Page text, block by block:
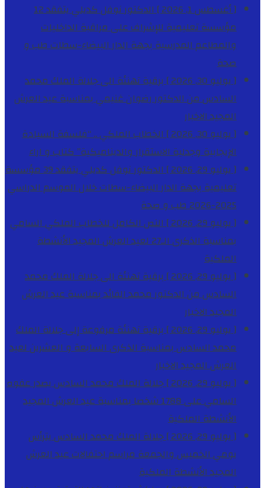
[ أغسطس 1, 2026 ]
الدكتور نوفل كديلي يتفقد 12
مؤسسة تعليمية للإشراف على مراقبة الداخليات
والمطاعم المدرسية بجهة الدار البيضاء-سطاتطب و
صحة
[ يوليو 30, 2026 ]
برقية تهنئة الى جلالة الملك محمد
السادس من الدكتور رضوان غنيمي بمناسبة عيد العرش
المجيدالاخبار
[ يوليو 30, 2026 ]
الخطاب الملكي .. “فلسفة السيادة
الإيجابية وجدلية الاستقرار والديناميكية”كتاب و اراء
[ يوليو 29, 2026 ]
الدكتور نوفل كديلي يتفقد 39 مؤسسة
تعليمية بجهة الدار البيضاء-سطات خلال الموسم الدراسي
2025-2026
طب و صحة
[ يوليو 29, 2026 ]
النص الكامل للخطاب الملكي السامي
بمناسبة الذكرى الـ27 لعيد العرش المجيد
الأنشطة
الملكية
[ يوليو 29, 2026 ]
برقية تهنئة الى جلالة الملك محمد
السادس من الدكتور محمد الفائد بمناسبة عيد العرش
المجيدالاخبار
[ يوليو 29, 2026 ]
برقية تهنئة مرفوعة إلى جلالة الملك
محمد السادس بمناسبة الذكرى السابعة و العشرين لعيد
العرش المجيدالاخبار
[ يوليو 29, 2026 ]
جلالة الملك محمد السادس يصدر عفوه
السامي على 1788 شخصا بمناسبة عيد العرش المجيد
الأنشطة الملكية
[ يوليو 29, 2026 ]
جلالة الملك محمد السادس يترأس
يومي الخميس والجمعة مراسم احتفالات عيد العرش
المجيدالأنشطة الملكية